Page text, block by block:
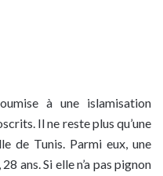
à une islamisation
Il ne reste plus qu’une
de Tunis. Parmi eux, une
ans. Si elle n’a pas pignon